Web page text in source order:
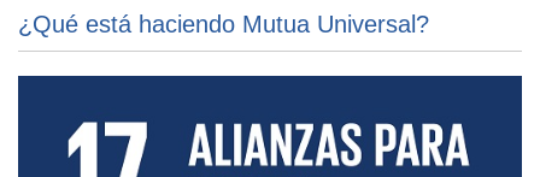
¿Qué está haciendo Mutua Universal?